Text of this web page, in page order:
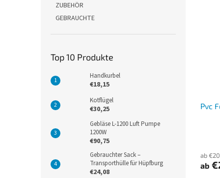
ZUBEHÖR
GEBRAUCHTE
Top 10 Produkte
Handkurbel
€18,15
Kotflügel
€30,25
Gebläse L-1200 Luft Pumpe
1200W
€90,75
Gebrauchter Sack –
Transporthülle für Hüpfburg
€24,08
Pvc
ab
ab